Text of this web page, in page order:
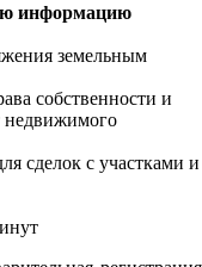
информацию
земельным
собственности и
недвижимого
сделок с участками и